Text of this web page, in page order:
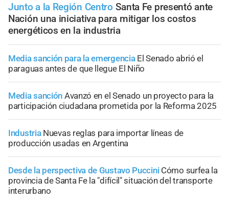
Junto a la Región Centro Santa Fe presentó ante
Nación una iniciativa para mitigar los costos
energéticos en la industria
Media sanción para la emergencia El Senado abrió el
paraguas antes de que llegue El Niño
Media sanción Avanzó en el Senado un proyecto para la
participación ciudadana prometida por la Reforma 2025
Industria Nuevas reglas para importar líneas de
producción usadas en Argentina
Desde la perspectiva de Gustavo Puccini Cómo surfea la
provincia de Santa Fe la "difícil" situación del transporte
interurbano